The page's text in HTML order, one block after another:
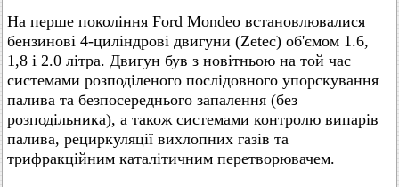
На перше покоління Ford Mondeo встановлювалися
бензинові 4-циліндрові двигуни (Zetec) об'ємом 1.6,
1,8 і 2.0 літра. Двигун був з новітньою на той час
системами розподіленого послідовного упорскування
палива та безпосереднього запалення (без
розподільника), а також системами контролю випарів
палива, рециркуляції вихлопних газів та
трифракційним каталітичним перетворювачем.